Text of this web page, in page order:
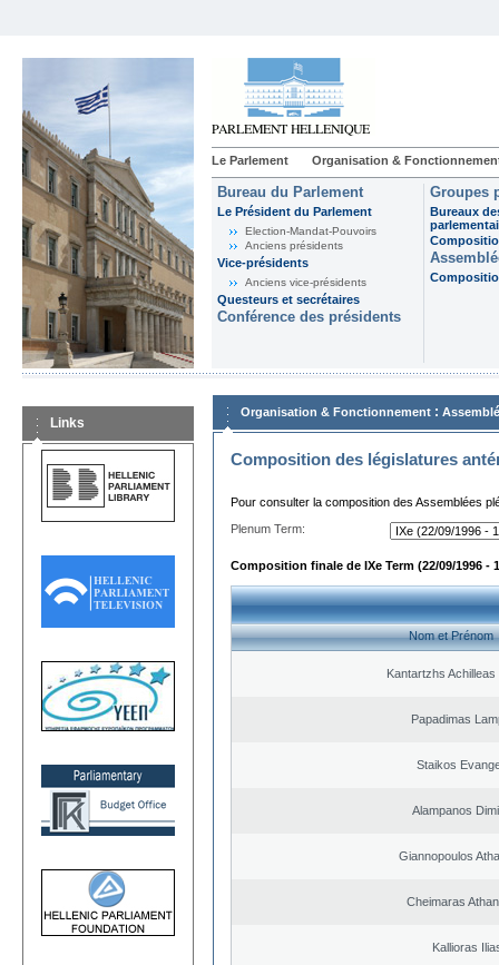
Le Parlement Organisation &
Bureau du Parlement
Le Président du Parlement
Election-Mandat-Pouvoirs
Anciens présidents
Vice-présidents
Anciens vice-présidents
Questeurs et secrétaires
Conférence des présidents
Groupes
Bureaux
Links
Organisation & Fonctionnement :
Composition des législatures
Pour consulter la composition des Assemblées
Plenum Term:
Composition finale de IXe Term (22/09/1996 -
Nom et Prénom
Kantartzhs Achilleas
Papadimas
Staikos
Alampanos
Giannopoulos
Cheimaras
Kallioras